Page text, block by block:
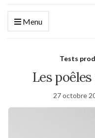
Menu
Tests
Les
27 octobre